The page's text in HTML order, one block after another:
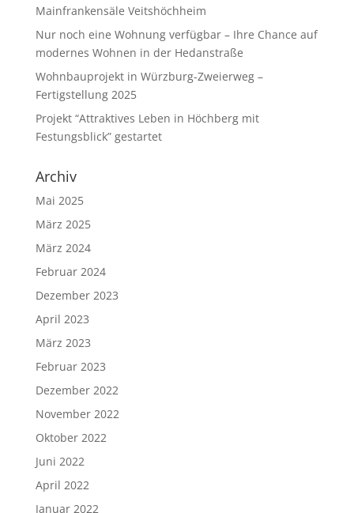
Mainfrankensäle Veitshöchheim
Nur noch eine Wohnung verfügbar – Ihre Chance auf
modernes Wohnen in der Hedanstraße
Wohnbauprojekt in Würzburg-Zweierweg –
Fertigstellung 2025
Projekt “Attraktives Leben in Höchberg mit
Festungsblick” gestartet
Archiv
Mai 2025
März 2025
März 2024
Februar 2024
Dezember 2023
April 2023
März 2023
Februar 2023
Dezember 2022
November 2022
Oktober 2022
Juni 2022
April 2022
Januar 2022